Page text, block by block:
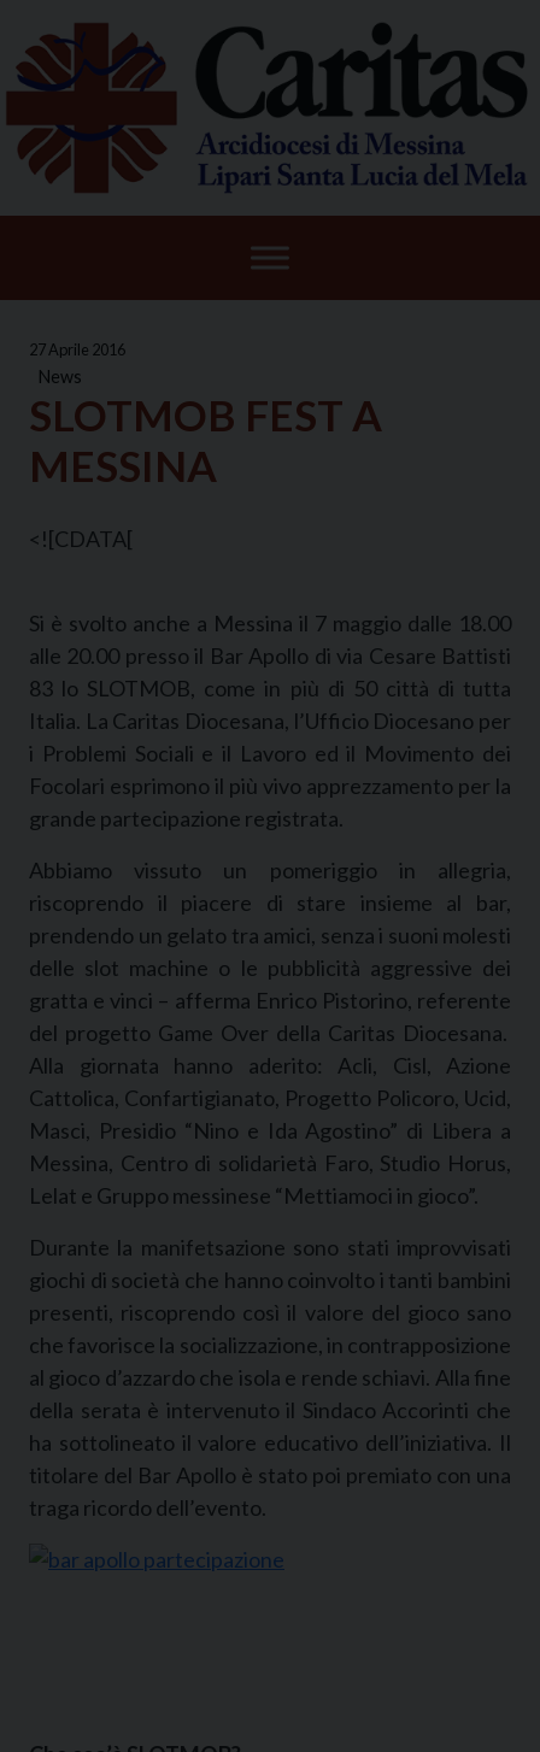
content
27 Aprile 2016
News
SLOTMOB FEST A
MESSINA
<![CDATA[
Si è svolto anche a Messina il 7 maggio dalle 18.00
alle 20.00 presso il Bar Apollo di via Cesare Battisti
83 lo SLOTMOB, come in più di 50 città di tutta
Italia. La Caritas Diocesana, l’Ufficio Diocesano per
i Problemi Sociali e il Lavoro ed il Movimento dei
Focolari esprimono il più vivo apprezzamento per la
grande partecipazione registrata.
Abbiamo vissuto un pomeriggio in allegria,
riscoprendo il piacere di stare insieme al bar,
prendendo un gelato tra amici, senza i suoni molesti
delle slot machine o le pubblicità aggressive dei
gratta e vinci – afferma Enrico Pistorino, referente
del progetto Game Over della Caritas Diocesana.
Alla giornata hanno aderito: Acli, Cisl, Azione
Cattolica, Confartigianato, Progetto Policoro, Ucid,
Masci, Presidio “Nino e Ida Agostino” di Libera a
Messina, Centro di solidarietà Faro, Studio Horus,
Lelat e Gruppo messinese “Mettiamoci in gioco”.
Durante la manifetsazione sono stati improvvisati
giochi di società che hanno coinvolto i tanti bambini
presenti, riscoprendo così il valore del gioco sano
che favorisce la socializzazione, in contrapposizione
al gioco d’azzardo che isola e rende schiavi. Alla fine
della serata è intervenuto il Sindaco Accorinti che
ha sottolineato il valore educativo dell’iniziativa. Il
titolare del Bar Apollo è stato poi premiato con una
traga ricordo dell’evento.